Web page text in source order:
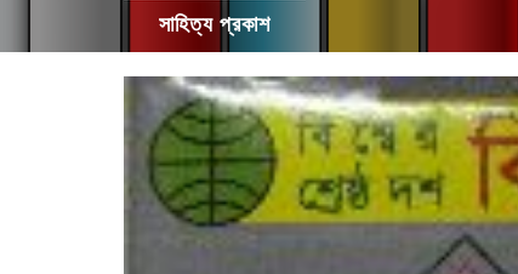
সাহিত্য প্রকাশ